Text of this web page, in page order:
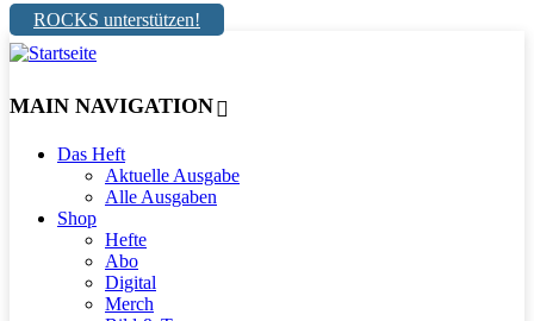
ROCKS unterstützen!
MAIN NAVIGATION
Das Heft
Aktuelle Ausgabe
Alle Ausgaben
Shop
Hefte
Abo
Digital
Merch